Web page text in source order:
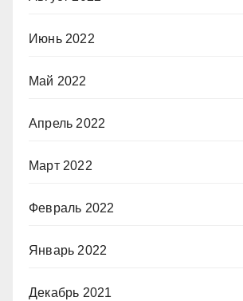
Июнь 2022
Май 2022
Апрель 2022
Март 2022
Февраль 2022
Январь 2022
Декабрь 2021